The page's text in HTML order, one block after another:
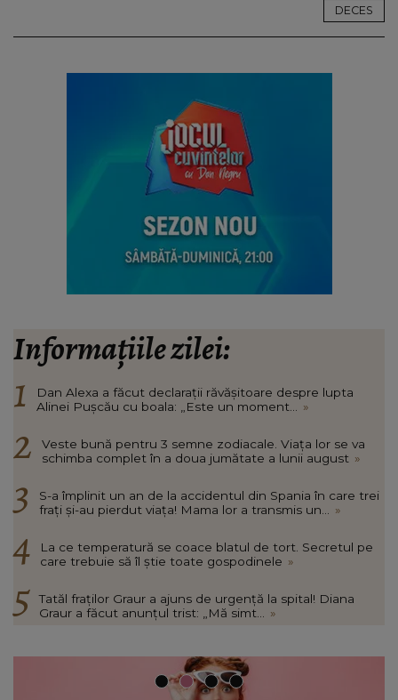
DECES
Informațiile zilei:
Dan Alexa a făcut declarații răvășitoare despre lupta
Alinei Pușcău cu boala: „Este un moment... »
Veste bună pentru 3 semne zodiacale. Viața lor se va
schimba complet în a doua jumătate a lunii august »
S-a împlinit un an de la accidentul din Spania în care trei
frați și-au pierdut viața! Mama lor a transmis un... »
La ce temperatură se coace blatul de tort. Secretul pe
care trebuie să îl știe toate gospodinele »
Tatăl fraților Graur a ajuns de urgență la spital! Diana
Graur a făcut anunțul trist: „Mă simt... »